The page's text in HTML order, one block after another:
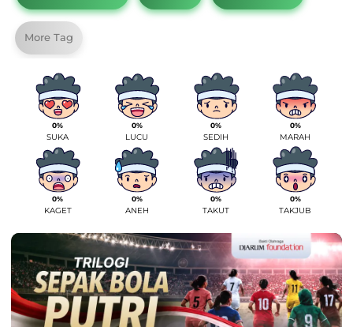
More Tag
0%
SUKA
0%
LUCU
0%
SEDIH
0%
MARAH
0%
KAGET
0%
ANEH
0%
TAKUT
0%
TAKJUB